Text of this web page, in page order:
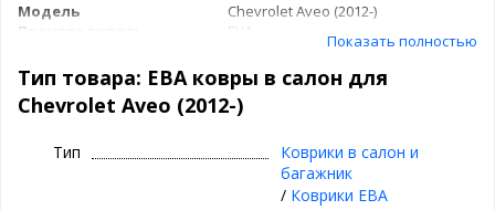
Модель
Chevrolet Aveo (2012-)
Производитель
EVA
Коврики в салон из EVA материала для
Chevrolet Aveo (2012-)
⊕ ячейки для грязи и воды на ЕВА ковриках
⊕ объединяют лучшие качества резиновых и
Показать полностью
Тип товара: ЕВА ковры в салон для
Chevrolet Aveo (2012-)
Тип
Коврики в салон и
багажник
/ Коврики ЕВА